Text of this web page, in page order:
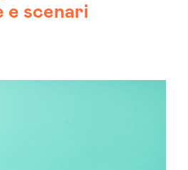
e scenari